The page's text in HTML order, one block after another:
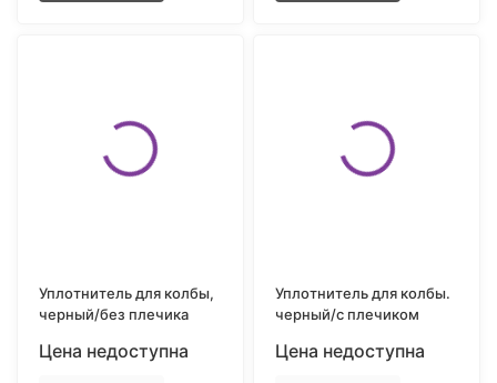
Уплотнитель для колбы,
черный/без плечика
Цена недоступна
Уплотнитель для колбы.
черный/с плечиком
Цена недоступна